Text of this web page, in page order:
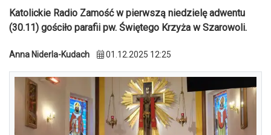
Katolickie Radio Zamość w pierwszą niedzielę adwentu
(30.11) gościło parafii pw. Świętego Krzyża w Szarowoli.
Anna Niderla-Kudach 01.12.2025 12:25